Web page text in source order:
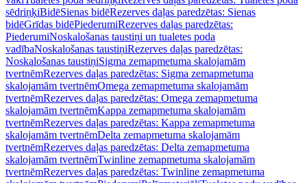
sēdriņķiBidēSienas bidēRezerves daļas paredzētas: Sienas
bidēGrīdas bidēPiederumiRezerves daļas paredzētas:
PiederumiNoskalošanas taustiņi un tualetes poda
vadībaNoskalošanas taustiņiRezerves daļas paredzētas:
Noskalošanas taustiņiSigma zemapmetuma skalojamām
tvertnēmRezerves daļas paredzētas: Sigma zemapmetuma
skalojamām tvertnēmOmega zemapmetuma skalojamām
tvertnēmRezerves daļas paredzētas: Omega zemapmetuma
skalojamām tvertnēmKappa zemapmetuma skalojamām
tvertnēmRezerves daļas paredzētas: Kappa zemapmetuma
skalojamām tvertnēmDelta zemapmetuma skalojamām
tvertnēmRezerves daļas paredzētas: Delta zemapmetuma
skalojamām tvertnēmTwinline zemapmetuma skalojamām
tvertnēmRezerves daļas paredzētas: Twinline zemapmetuma